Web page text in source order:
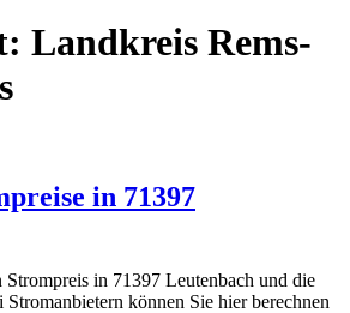
Landkreis Rems-
in 71397
in 71397 Leutenbach und die
können Sie hier berechnen